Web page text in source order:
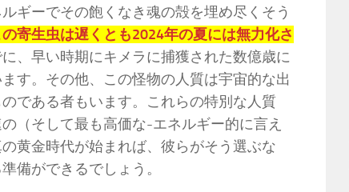
ギーでその飽くなき魂の殻を埋め尽くそう
寄生虫は遅くとも2024年の夏には無力化さ
、早い時期にキメラに捕獲された数億歳に
す。その他、この怪物の人質は宇宙的な出
である者もいます。これらの特別な人質
（そして最も高価な-エネルギー的に言え
黄金時代が始まれば、彼らがそう選ぶな
備ができるでしょう。